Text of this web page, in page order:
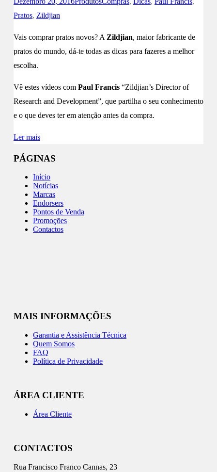
Pratos, Zildjian
Vais comprar pratos novos? A Zildjian, maior fabricante de
pratos do mundo, dá-te todas as dicas para fazeres a melhor
escolha.
Vê estes vídeos com Paul Francis “Zildjian’s Director of
Research and Development”, que partilha o seu conhecimento
e o que deves ter em atenção antes da compra.
Ler mais
PÁGINAS
Início
Notícias
Marcas
Endorsers
Pontos de Venda
Promoções
Contactos
MAIS INFORMAÇÕES
Garantia e Assistência Técnica
Quem Somos
FAQ
Política de Privacidade
ÁREA CLIENTE
Área Cliente
CONTACTOS
Rua Francisco Franco Cannas, 23